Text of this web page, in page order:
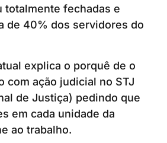
totalmente fechadas e
de 40% dos servidores do
explica o porquê de o
com ação judicial no STJ
de Justiça) pedindo que
em cada unidade da
ao trabalho.